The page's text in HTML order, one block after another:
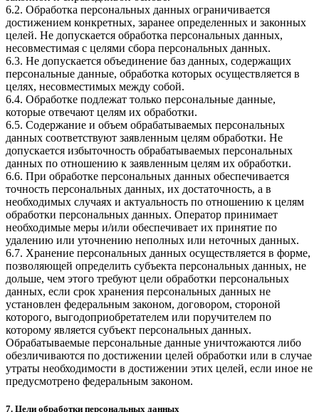
6.2. Обработка персональных данных ограничивается
достижением конкретных, заранее определенных и законных
целей. Не допускается обработка персональных данных,
несовместимая с целями сбора персональных данных.
6.3. Не допускается объединение баз данных, содержащих
персональные данные, обработка которых осуществляется в
целях, несовместимых между собой.
6.4. Обработке подлежат только персональные данные,
которые отвечают целям их обработки.
6.5. Содержание и объем обрабатываемых персональных
данных соответствуют заявленным целям обработки. Не
допускается избыточность обрабатываемых персональных
данных по отношению к заявленным целям их обработки.
6.6. При обработке персональных данных обеспечивается
точность персональных данных, их достаточность, а в
необходимых случаях и актуальность по отношению к целям
обработки персональных данных. Оператор принимает
необходимые меры и/или обеспечивает их принятие по
удалению или уточнению неполных или неточных данных.
6.7. Хранение персональных данных осуществляется в форме,
позволяющей определить субъекта персональных данных, не
дольше, чем этого требуют цели обработки персональных
данных, если срок хранения персональных данных не
установлен федеральным законом, договором, стороной
которого, выгодоприобретателем или поручителем по
которому является субъект персональных данных.
Обрабатываемые персональные данные уничтожаются либо
обезличиваются по достижении целей обработки или в случае
утраты необходимости в достижении этих целей, если иное не
предусмотрено федеральным законом.
7. Цели обработки персональных данных